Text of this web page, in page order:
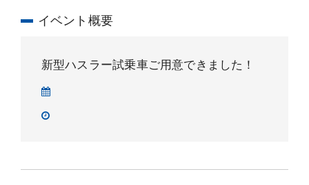
イベント概要
新型ハスラー試乗車ご用意できました！